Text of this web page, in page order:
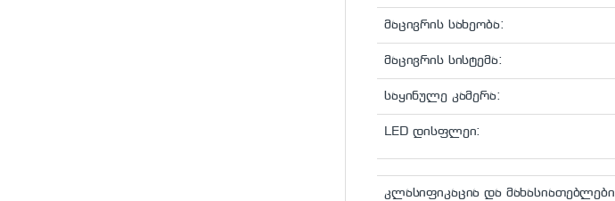
მაცივრის სახეობა:
მაცივრის სისტემა:
საყინულე კამერა:
LED დისფლეი:
კლასიფიკაცია და მახასიათებლები